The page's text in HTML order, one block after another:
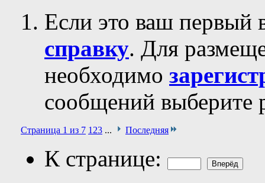
Если это ваш первый
справку. Для
необходимо
сообщений выберите
Страница 1 из 7 1 23 ... Последняя
К странице: